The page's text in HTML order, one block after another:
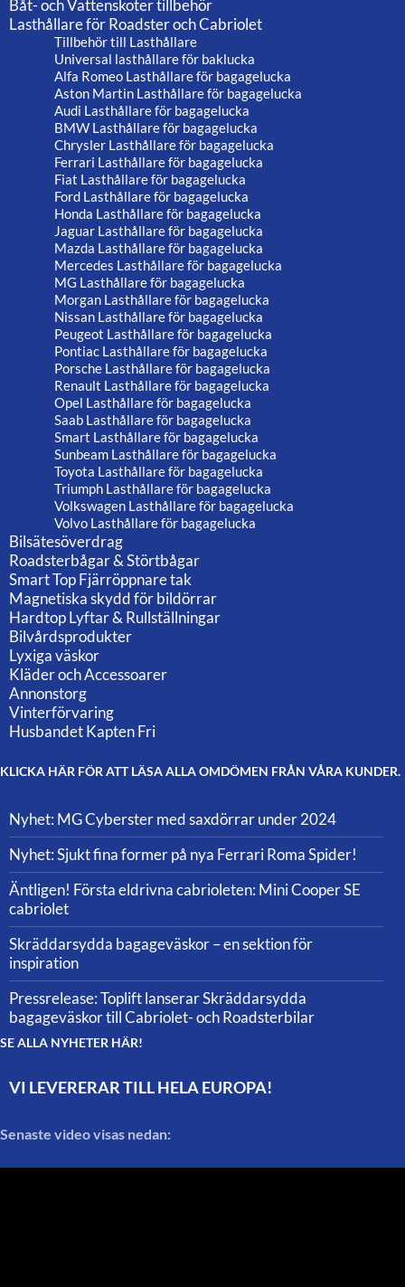
Båt- och Vattenskoter tillbehör
Lasthållare för Roadster och Cabriolet
Tillbehör till Lasthållare
Universal lasthållare för baklucka
Alfa Romeo Lasthållare för bagagelucka
Aston Martin Lasthållare för bagagelucka
Audi Lasthållare för bagagelucka
BMW Lasthållare för bagagelucka
Chrysler Lasthållare för bagagelucka
Ferrari Lasthållare för bagagelucka
Fiat Lasthållare för bagagelucka
Ford Lasthållare för bagagelucka
Honda Lasthållare för bagagelucka
Jaguar Lasthållare för bagagelucka
Mazda Lasthållare för bagagelucka
Mercedes Lasthållare för bagagelucka
MG Lasthållare för bagagelucka
Morgan Lasthållare för bagagelucka
Nissan Lasthållare för bagagelucka
Peugeot Lasthållare för bagagelucka
Pontiac Lasthållare för bagagelucka
Porsche Lasthållare för bagagelucka
Renault Lasthållare för bagagelucka
Opel Lasthållare för bagagelucka
Saab Lasthållare för bagagelucka
Smart Lasthållare för bagagelucka
Sunbeam Lasthållare för bagagelucka
Toyota Lasthållare för bagagelucka
Triumph Lasthållare för bagagelucka
Volkswagen Lasthållare för bagagelucka
Volvo Lasthållare för bagagelucka
Bilsätesöverdrag
Roadsterbågar & Störtbågar
Smart Top Fjärröppnare tak
Magnetiska skydd för bildörrar
Hardtop Lyftar & Rullställningar
Bilvårdsprodukter
Lyxiga väskor
Kläder och Accessoarer
Annonstorg
Vinterförvaring
Husbandet Kapten Fri
KLICKA HÄR FÖR ATT LÄSA ALLA OMDÖMEN FRÅN VÅRA KUNDER.
Nyhet: MG Cyberster med saxdörrar under 2024
Nyhet: Sjukt fina former på nya Ferrari Roma Spider!
Äntligen! Första eldrivna cabrioleten: Mini Cooper SE
cabriolet
Skräddarsydda bagageväskor – en sektion för
inspiration
Pressrelease: Toplift lanserar Skräddarsydda
bagageväskor till Cabriolet- och Roadsterbilar
SE ALLA NYHETER HÄR!
VI LEVERERAR TILL HELA EUROPA!
Senaste video visas nedan: